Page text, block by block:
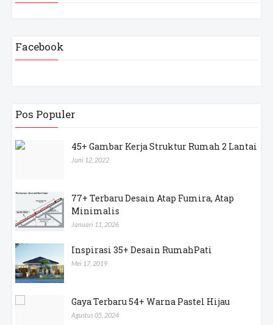
Facebook
Pos Populer
45+ Gambar Kerja Struktur Rumah 2 Lantai
Juni 12, 2022
77+ Terbaru Desain Atap Fumira, Atap
Minimalis
Januari 11, 2026
Inspirasi 35+ Desain RumahPati
Mei 17, 2019
Gaya Terbaru 54+ Warna Pastel Hijau
Agustus 05, 2024